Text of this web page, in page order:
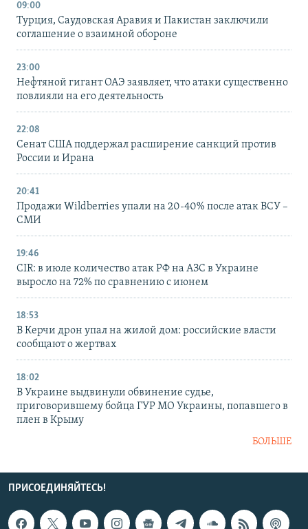
09:00
Турция, Саудовская Аравия и Пакистан заключили
соглашение о взаимной обороне
23:00
Нефтяной гигант ОАЭ заявляет, что атаки существенно
повлияли на его деятельность
22:08
Сенат США поддержал расширение санкций против
России и Ирана
20:41
Продажи Wildberries упали на 20-40% после атак ВСУ –
СМИ
19:46
CIR: в июле количество атак РФ на АЗС в Украине
выросло на 72% по сравнению с июнем
18:53
В Керчи дрон упал на жилой дом: российские власти
сообщают о жертвах
18:02
В Украине выдвинули обвинение судье,
приговорившему бойца ГУР МО Украины, попавшего в
плен в Крыму
БОЛЬШЕ
ПРИСОЕДИНЯЙТЕСЬ!